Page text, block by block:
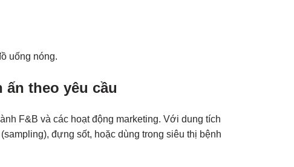
uống nóng.
theo yêu cầu
F&B và các hoạt động marketing. Với dung tích
đựng sốt, hoặc dùng trong siêu thị bệnh